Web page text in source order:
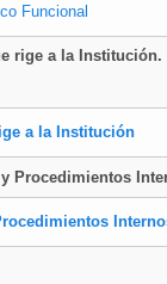
Funcional
rige a la Institución.
a la Institución
Procedimientos